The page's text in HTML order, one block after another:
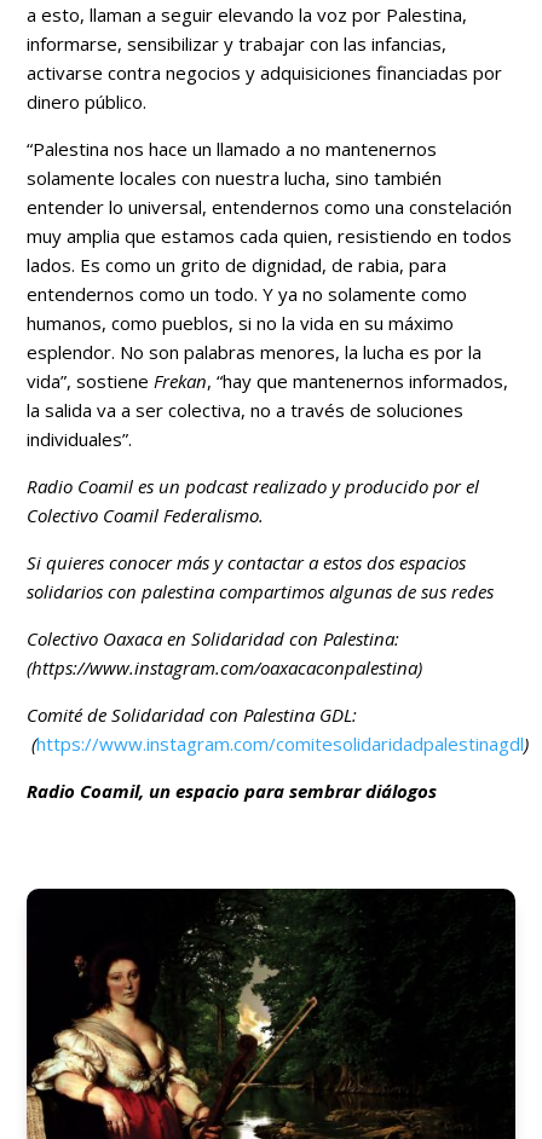
a esto, llaman a seguir elevando la voz por Palestina,
informarse, sensibilizar y trabajar con las infancias,
activarse contra negocios y adquisiciones financiadas por
dinero público.
“Palestina nos hace un llamado a no mantenernos
solamente locales con nuestra lucha, sino también
entender lo universal, entendernos como una constelación
muy amplia que estamos cada quien, resistiendo en todos
lados. Es como un grito de dignidad, de rabia, para
entendernos como un todo. Y ya no solamente como
humanos, como pueblos, si no la vida en su máximo
esplendor. No son palabras menores, la lucha es por la
vida”, sostieneFrekan, “hay que mantenernos informados,
la salida va a ser colectiva, no a través de soluciones
individuales”.
Radio Coamil es un podcast realizado y producido por el
Colectivo Coamil Federalismo.
Si quieres conocer más y contactar a estos dos espacios
solidarios con palestina compartimos algunas de sus redes
Colectivo Oaxaca en Solidaridad con Palestina:
(https://www.instagram.com/oaxacaconpalestina)
Comité de Solidaridad con Palestina GDL:
(https://www.instagram.com/comitesolidaridadpalestinagdl)
Radio Coamil, un espacio para sembrar diálogos